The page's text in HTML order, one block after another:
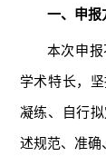
一、申报
本次申
学术特长，
凝练、自行
述规范、准确